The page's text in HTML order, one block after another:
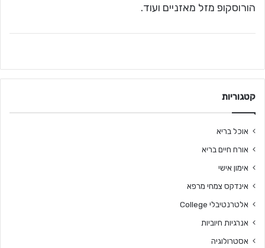
הורוסקופ מזל מאזניים ועוד.
קטגוריות
אוכל בריא
אורח חיים בריא
אימון אישי
אינדקס צמחי מרפא
אלטרנטיבלי College
אנרגיות חיוביות
אסטרולוגיה